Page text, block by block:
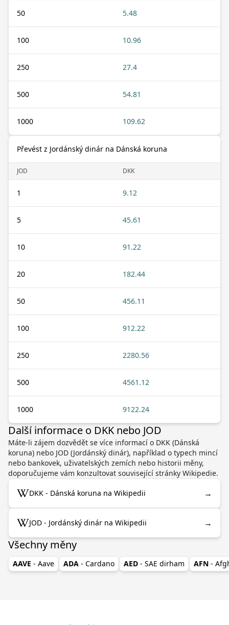
50 5.48
100 10.96
250 27.4
500 54.81
1000 109.62
Převést z Jordánský dinár na Dánská koruna
JOD DKK
1 9.12
5 45.61
10 91.22
20 182.44
50 456.11
100 912.22
250 2280.56
500 4561.12
1000 9122.24
Další informace o DKK nebo JOD
Máte-li zájem dozvědět se více informací o DKK (Dánská
koruna) nebo JOD (Jordánský dinár), například o typech mincí
nebo bankovek, uživatelských zemích nebo historii měny,
doporučujeme vám konzultovat související stránky Wikipedie.
DKK - Dánská koruna na Wikipedii →
JOD - Jordánský dinár na Wikipedii →
Všechny měny
AAVE - Aave ADA - Cardano AED - SAE dirham AFN -